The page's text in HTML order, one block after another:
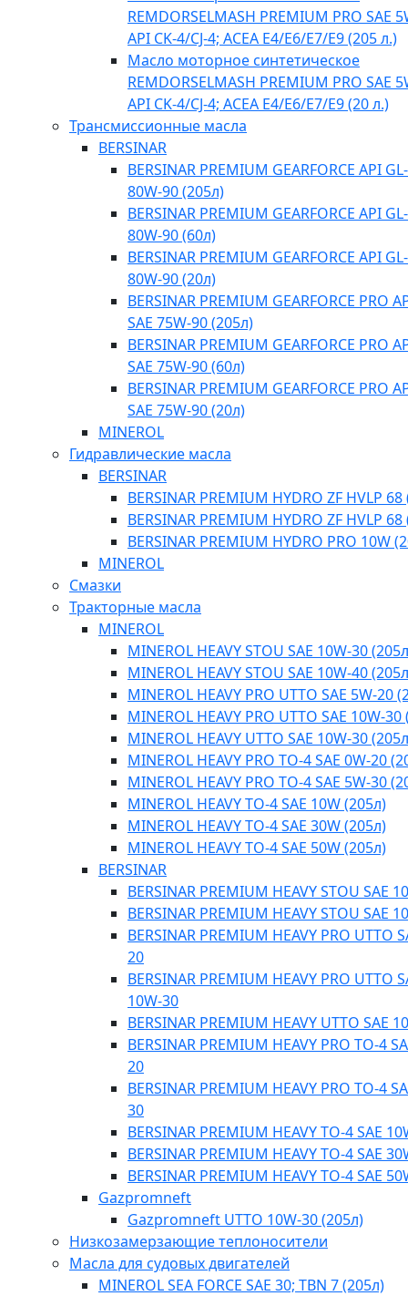
REMDORSELMASH PREMIUM PRO SAE
API CK-4/CJ-4; ACEA E4/Е6/E7/E9 (205 л.)
Масло моторное синтетическое
REMDORSELMASH PREMIUM PRO SAE
API CK-4/CJ-4; ACEA E4/Е6/E7/E9 (20 л.)
Трансмиссионные масла
BERSINAR
BERSINAR PREMIUM GEARFORCE API
80W-90 (205л)
BERSINAR PREMIUM GEARFORCE API
80W-90 (60л)
BERSINAR PREMIUM GEARFORCE API
80W-90 (20л)
BERSINAR PREMIUM GEARFORCE PRO
SAE 75W-90 (205л)
BERSINAR PREMIUM GEARFORCE PRO
SAE 75W-90 (60л)
BERSINAR PREMIUM GEARFORCE PRO
SAE 75W-90 (20л)
MINEROL
Гидравлические масла
BERSINAR
BERSINAR PREMIUM HYDRO ZF HVLP
BERSINAR PREMIUM HYDRO ZF HVLP 68
BERSINAR PREMIUM HYDRO PRO 10W
MINEROL
Смазки
Тракторные масла
MINEROL
MINEROL HEAVY STOU SAE 10W-30
MINEROL HEAVY STOU SAE 10W-40
MINEROL HEAVY PRO UTTO SAE 5W-20
MINEROL HEAVY PRO UTTO SAE 10W-30
MINEROL HEAVY UTTO SAE 10W-30
MINEROL HEAVY PRO TO-4 SAE 0W-20
MINEROL HEAVY PRO TO-4 SAE 5W-30
MINEROL HEAVY TO-4 SAE 10W (205л)
MINEROL HEAVY TO-4 SAE 30W (205л)
MINEROL HEAVY TO-4 SAE 50W (205л)
BERSINAR
BERSINAR PREMIUM HEAVY STOU SAE
BERSINAR PREMIUM HEAVY STOU SAE
BERSINAR PREMIUM HEAVY PRO UTTO
20
BERSINAR PREMIUM HEAVY PRO UTTO
10W-30
BERSINAR PREMIUM HEAVY UTTO SAE
BERSINAR PREMIUM HEAVY PRO TO-4
20
BERSINAR PREMIUM HEAVY PRO TO-4
30
BERSINAR PREMIUM HEAVY TO-4 SAE
BERSINAR PREMIUM HEAVY TO-4 SAE
BERSINAR PREMIUM HEAVY TO-4 SAE
Gazpromneft
Gazpromneft UTTO 10W-30 (205л)
Низкозамерзающие теплоносители
Масла для судовых двигателей
MINEROL SEA FORCE SAE 30; TBN 7 (205л)